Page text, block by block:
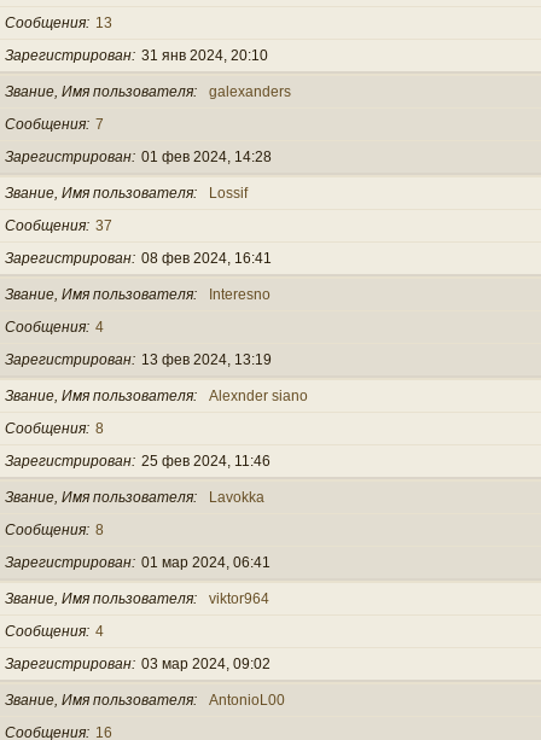
Сообщения
13
Зарегистрирован 31 янв 2024, 20:10
Звание, Имя пользователя
galexanders
Сообщения 7
Зарегистрирован 01 фев 2024, 14:28
Звание, Имя пользователя
Lossif
Сообщения 37
Зарегистрирован 08 фев 2024, 16:41
Звание, Имя пользователя
Interesno
Сообщения 4
Зарегистрирован
13 фев 2024, 13:19
Звание, Имя пользователя
Alexnder siano
Сообщения 8
Зарегистрирован 25 фев 2024, 11:46
Звание, Имя пользователя
Lavokka
Сообщения 8
Зарегистрирован 01 мар 2024, 06:41
Звание, Имя пользователя
viktor964
Сообщения 4
Зарегистрирован 03 мар 2024, 09:02
Звание, Имя пользователя
AntonioL00
Сообщения
16